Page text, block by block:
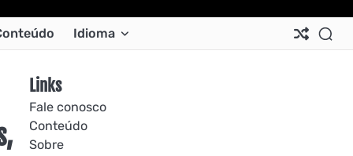
Idioma
Links
Fale conosco
Conteúdo
Sobre